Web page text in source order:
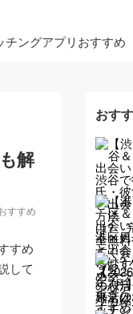
チングアプリおすすめ
解
すすめ
すめ
して
おす